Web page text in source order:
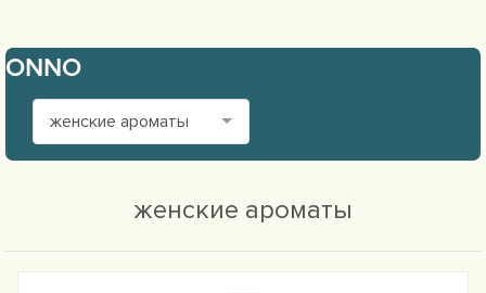
ONNO
женские ароматы
женские ароматы